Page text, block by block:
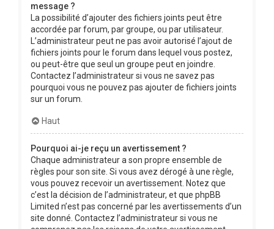
message ?
La possibilité d’ajouter des fichiers joints peut être
accordée par forum, par groupe, ou par utilisateur.
L’administrateur peut ne pas avoir autorisé l’ajout de
fichiers joints pour le forum dans lequel vous postez,
ou peut-être que seul un groupe peut en joindre.
Contactez l’administrateur si vous ne savez pas
pourquoi vous ne pouvez pas ajouter de fichiers joints
sur un forum.
Haut
Pourquoi ai-je reçu un avertissement ?
Chaque administrateur a son propre ensemble de
règles pour son site. Si vous avez dérogé à une règle,
vous pouvez recevoir un avertissement. Notez que
c’est la décision de l’administrateur, et que phpBB
Limited n’est pas concerné par les avertissements d’un
site donné. Contactez l’administrateur si vous ne